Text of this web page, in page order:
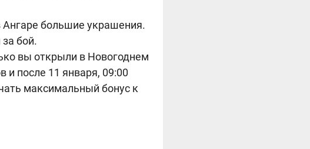
большие украшения.
бой.
вы открыли в Новогоднем
и после 11 января, 09:00
максимальный бонус к